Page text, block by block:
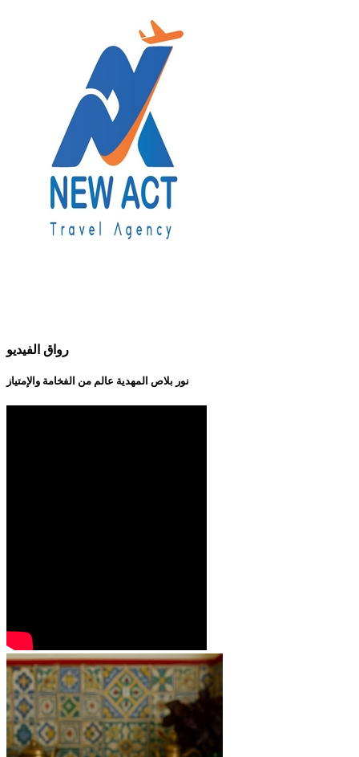
رواق الفيديو
نور بلاص المهدية عالم من الفخامة والإمتياز